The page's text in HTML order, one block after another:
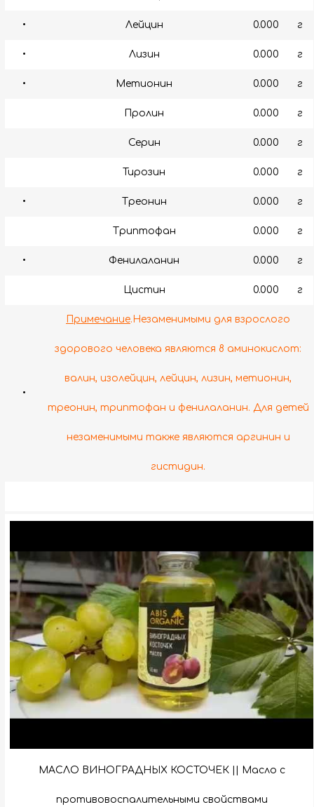
• Лейцин 0.000 г
• Лизин 0.000 г
• Метионин 0.000 г
Пролин 0.000 г
Серин 0.000 г
Тирозин 0.000 г
• Треонин 0.000 г
Триптофан 0.000 г
• Фенилаланин 0.000 г
Цистин 0.000 г
•
Примечание.Незаменимыми для взрослого
здорового человека являются 8 аминокислот:
валин, изолейцин, лейцин, лизин, метионин,
треонин, триптофан и фенилаланин. Для детей
незаменимыми также являются аргинин и
гистидин.
МАСЛО ВИНОГРАДНЫХ КОСТОЧЕК || Масло с
противовоспалительными свойствами